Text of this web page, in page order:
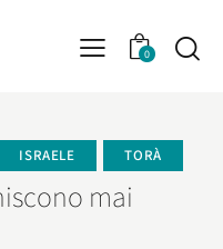
0
ISRAELE TORÀ
mai